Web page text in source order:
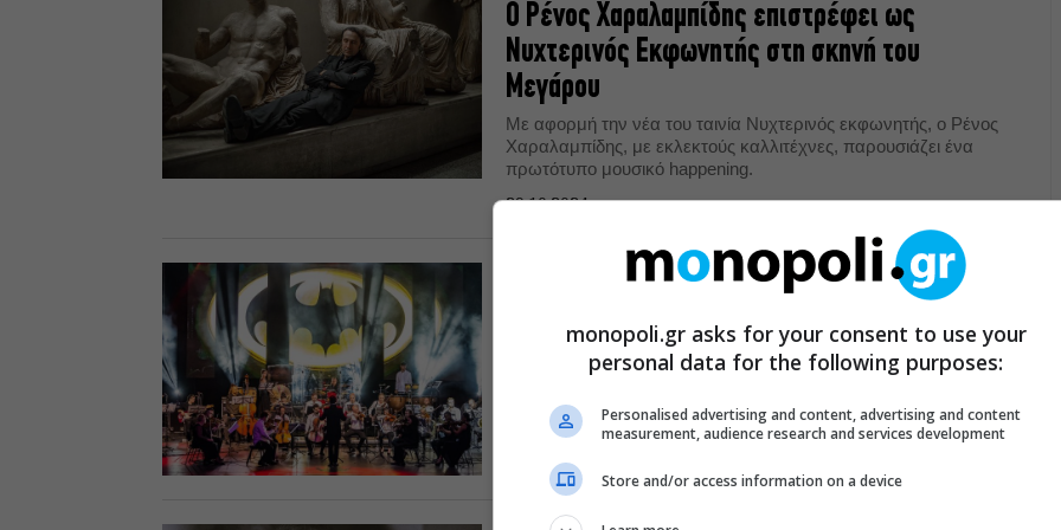
Ο Ρένος Χαραλαμπίδης επιστρέφει ως
Νυχτερινός Εκφωνητής στη σκηνή του
Μεγάρου
Με αφορμή την νέα του ταινία Νυχτερινός εκφωνητής, ο Ρένος
Χαραλαμπίδης, με εκλεκτούς καλλιτέχνες, παρουσιάζει ένα
πρωτότυπο μουσικό happening.
29.10.2024
μουσική του Hans Zimmer στο Ηρώδειο
Σφαίρα και Γκράμυ συνθέτη Hans Zimmer έρχεται για μία
συναυλία στο Ηρώδειο
28.08.2024
monopoli.gr asks for your consent to use your
personal data for the following purposes:
Personalised advertising and content, advertising and content
measurement, audience research and services development
Store and/or access information on a device